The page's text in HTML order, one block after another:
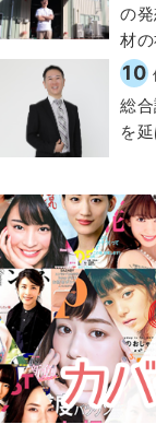
の
材
10
総
を